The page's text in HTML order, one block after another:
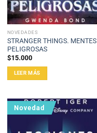
NOVEDADES
STRANGER THINGS. MENTES
PELIGROSAS
$15.000
LEER MÁS
Novedad